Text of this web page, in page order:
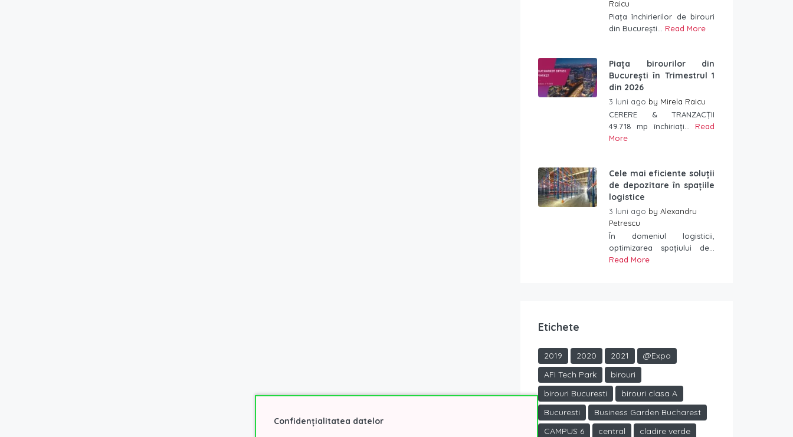
Raicu
Piața închirierilor de birouri
din București... Read More
Piața birourilor din
București în Trimestrul 1
din 2026
3 luni ago by Mirela Raicu
CERERE & TRANZACȚII
49.718 mp închiriați... Read
More
Cele mai eficiente soluții
de depozitare în spațiile
logistice
3 luni ago by Alexandru
Petrescu
În domeniul logisticii,
optimizarea spațiului de...
Read More
Etichete
2019 2020 2021
@Expo
AFI Tech Park
birouri
birouri Bucuresti
birouri clasa A
Bucuresti
Business Garden Bucharest
CAMPUS 6
central
cladire verde
Confidențialitatea datelor